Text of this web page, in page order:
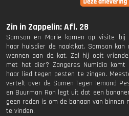
Zin in Zappelin: Afl. 28
Samson en Marie komen op visite bij
haar huisdier de naaktkat. Samson kan
wennen aan de kat. Zal hij ooit
met het dier? Zangeres Numidia komt
haar lied tegen pesten te zingen.
vertelt over de Samen Tegen Iemand
en Buurman Ron legt uit dat een
geen reden is om de banaan van binnen
te vinden.